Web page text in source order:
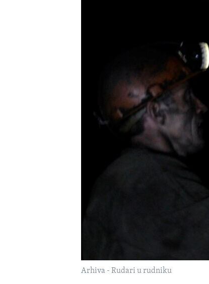
Arhiva - Rudari u rudniku